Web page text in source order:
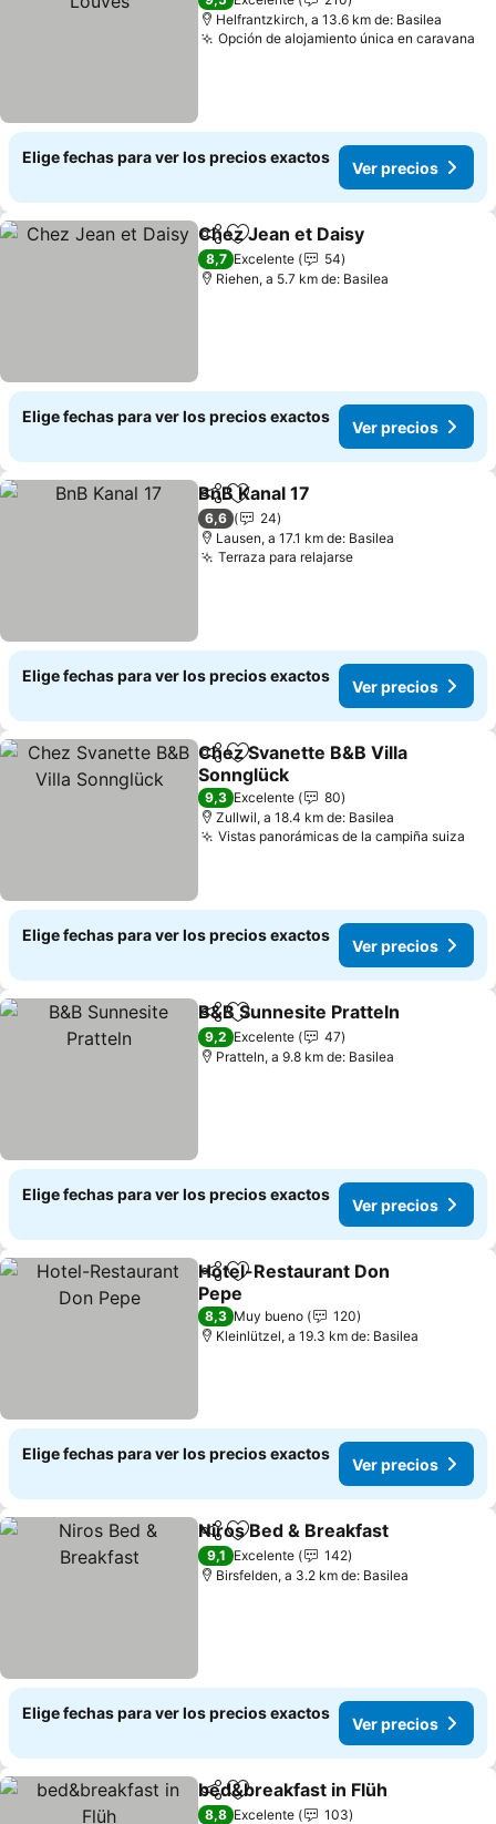
Helfrantzkirch, a 13.6 km de: Basilea
Opción de alojamiento única en caravana
Elige fechas para ver los precios exactos
Ver precios
CompartirAgregar a favoritos
Chez Jean et Daisy
8,7 Excelente
54
Riehen, a 5.7 km de: Basilea
Elige fechas para ver los precios exactos
Ver precios
CompartirAgregar a favoritos
BnB Kanal 17
6,6
24
Lausen, a 17.1 km de: Basilea
Terraza para relajarseVer precios
Elige fechas para ver los precios exactos
Ver precios
CompartirAgregar a favoritos
Chez Svanette B&B Villa
Sonnglück
Ver precios
9,3 Excelente
80
Zullwil, a 18.4 km de: Basilea
Vistas panorámicas de la campiña suiza
Elige fechas para ver los precios exactos
Ver precios
CompartirAgregar a favoritos
B&B Sunnesite Pratteln
9,2 Excelente
47
Pratteln, a 9.8 km de: Basilea
Elige fechas para ver los precios exactos
Ver precios
CompartirAgregar a favoritos
Hotel-Restaurant Don
Pepe
Ver precios
8,3 Muy bueno
120
Kleinlützel, a 19.3 km de: Basilea
Elige fechas para ver los precios exactos
Ver precios
CompartirAgregar a favoritos
Niros Bed & Breakfast
9,1 Excelente
142
Birsfelden, a 3.2 km de: Basilea
Elige fechas para ver los precios exactos
Ver precios
CompartirAgregar a favoritos
bed&breakfast in Flüh
8,8 Excelente
103